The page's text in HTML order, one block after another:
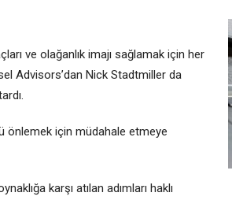
ve olağanlık imajı sağlamak için her
Advisors’dan Nick Stadtmiller da
önlemek için müdahale etmeye
karşı atılan adımları haklı